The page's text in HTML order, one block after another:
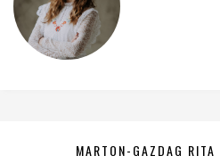
MARTON-GAZDAG